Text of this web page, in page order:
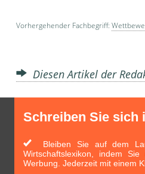
Vorhergehender Fachbegriff:
Diesen Artikel der
Schreiben Sie sich
Bleiben Sie auf dem
Wirtschaftslexikon, indem
Werbung. Jederzeit mit einem